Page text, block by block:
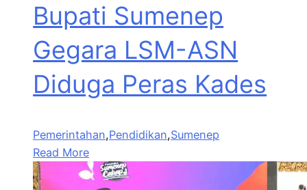
Bupati Sumenep
Gegara LSM-ASN
Diduga Peras Kades
Pemerintahan,Pendidikan,Sumenep
Read More